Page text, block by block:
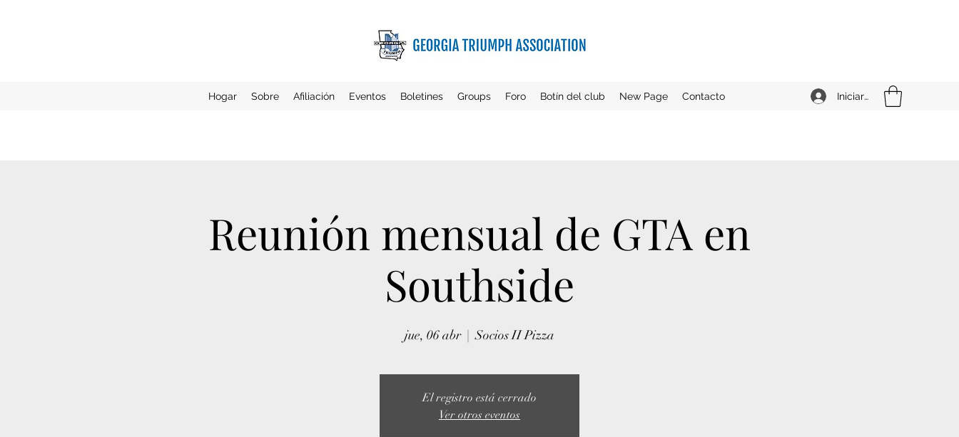
Hogar Sobre Afiliación Eventos Boletines Groups Foro Botín del club New Page Contacto Iniciar sesión
Reunión mensual de GTA en
Southside
jue, 06 abr
  |
Socios II Pizza
El registro está cerrado
Ver otros eventos